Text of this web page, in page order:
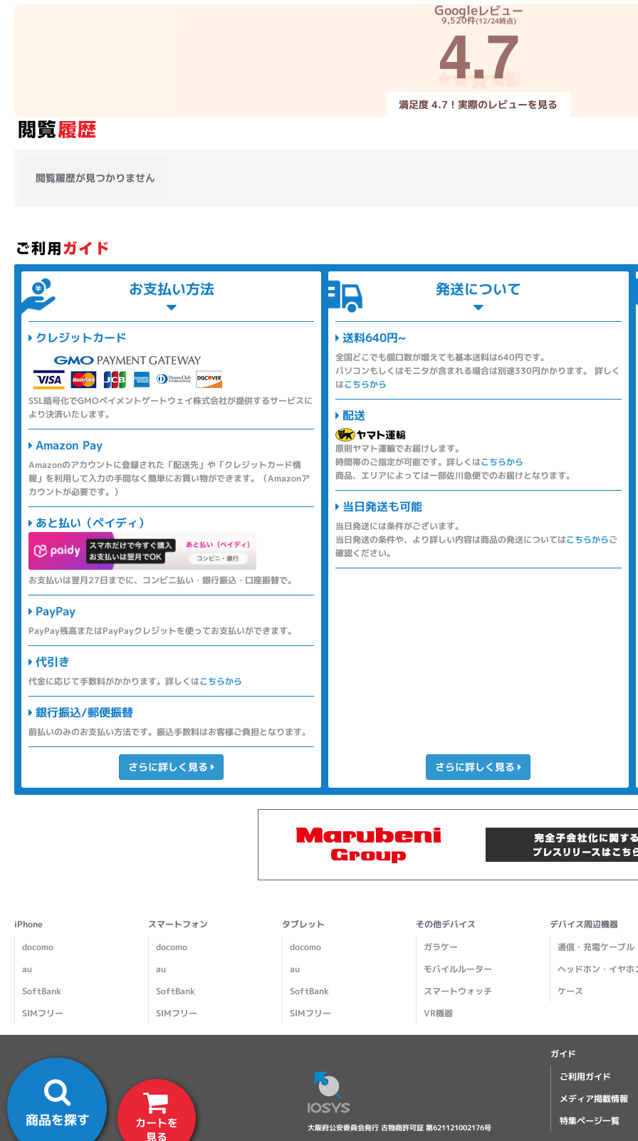
Googleレビュー
9,520件(12/24時点)
4.7
満足度 4.7！実際のレビューを見る
閲覧履歴が見つかりません
お支払い方法
クレジットカード
SSL暗号化でGMOペイメントゲートウェイ株式会社が提供するサービスに
より決済いたします。
Amazon Pay
Amazonのアカウントに登録された「配送先」や「クレジットカード情
報」を利用して入力の手間なく簡単にお買い物ができます。（Amazonア
カウントが必要です。）
あと払い（ペイディ）
お支払いは翌月27日までに、コンビニ払い・銀行振込・口座振替で。
PayPay
PayPay残高またはPayPayクレジットを使ってお支払いができます。
代引き
代金に応じて手数料がかかります。詳しくはこちらから
銀行振込/郵便振替
前払いのみのお支払い方法です。振込手数料はお客様ご負担となります。
さらに詳しく見る
発送について
送料640円~
全国どこでも個口数が増えても基本送料は640円です。
パソコンもしくはモニタが含まれる場合は別途330円かかります。 詳しく
はこちらから
配送
原則ヤマト運輸でお届けします。
時間帯のご指定が可能です。詳しくはこちらから
商品、エリアによっては一部佐川急便でのお届けとなります。
当日発送も可能
当日発送には条件がございます。
当日発送の条件や、より詳しい内容は商品の発送についてはこちらからご
確認ください。
さらに詳しく見る
iPhone
docomo
au
SoftBank
SIMフリー
スマートフォン
docomo
au
SoftBank
SIMフリー
タブレット
docomo
au
SoftBank
SIMフリー
その他デバイス
ガラケー
モバイルルーター
スマートウォッチ
VR機器
デバイス周辺機器
通信・充電ケーブル
ヘッドホン・イヤホ
ケース
ガイド
ご利用ガイド
メディア掲載情報
特集ページ一覧
大阪府公安委員会発行 古物商許可証 第621121002176号
モニタサイズ
発売日
ただし機能別のみ「and検索」となります。
商品を探す カートを
見る